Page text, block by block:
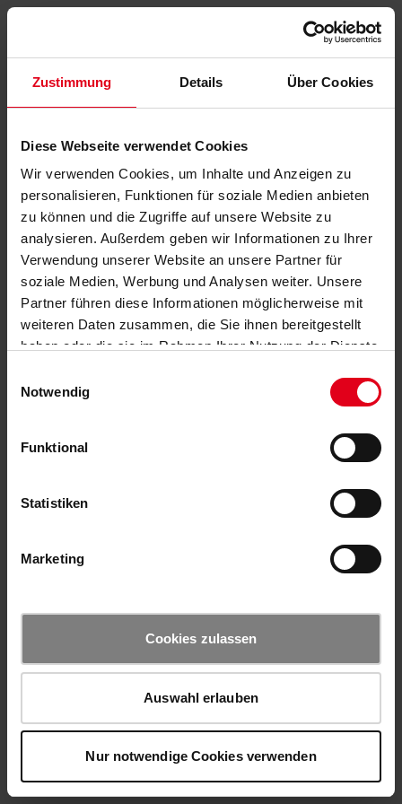
Zustimmung Details Über Cookies
Diese Webseite verwendet Cookies
Wir verwenden Cookies, um Inhalte und Anzeigen zu
personalisieren, Funktionen für soziale Medien anbieten
zu können und die Zugriffe auf unsere Website zu
analysieren. Außerdem geben wir Informationen zu Ihrer
Verwendung unserer Website an unsere Partner für
soziale Medien, Werbung und Analysen weiter. Unsere
Partner führen diese Informationen möglicherweise mit
weiteren Daten zusammen, die Sie ihnen bereitgestellt
haben oder die sie im Rahmen Ihrer Nutzung der Dienste
Notwendig
Funktional
Statistiken
Marketing
Cookies zulassen
Auswahl erlauben
Nur notwendige Cookies verwenden